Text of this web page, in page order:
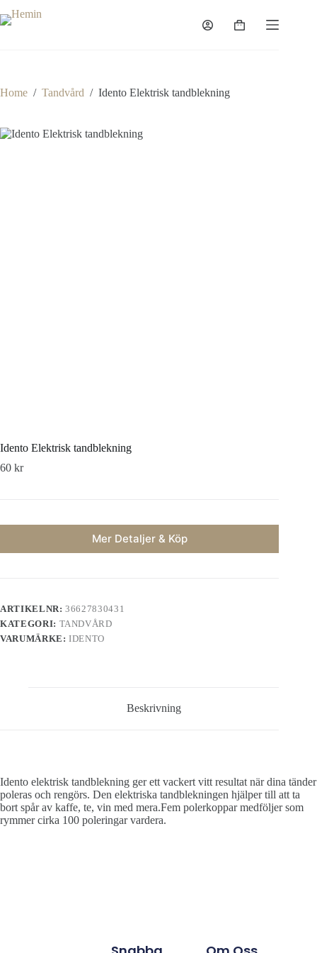
Home / Tandvård / Idento Elektrisk tandblekning
Idento Elektrisk tandblekning
60 kr
Mer Detaljer & Köp
ARTIKELNR:36627830431
KATEGORI: TANDVÅRD
VARUMÄRKE:IDENTO
Beskrivning
Idento elektrisk tandblekning ger ett vackert vitt resultat när dina tänder
poleras och rengörs. Den elektriska tandblekningen hjälper till att ta
bort spår av kaffe, te, vin med mera.Fem polerkoppar medföljer som
rymmer cirka 100 poleringar vardera.